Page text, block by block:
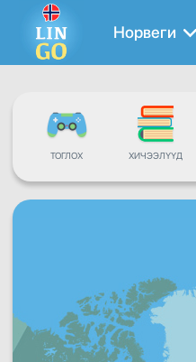
Норвеги
ТОГЛОХ ХИЧЭЭЛҮҮД